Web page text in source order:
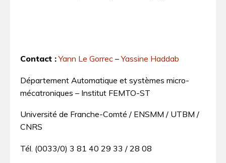
Contact : Yann Le Gorrec –Yassine Haddab
Département Automatique et systèmes micro-
mécatroniques – Institut FEMTO-ST
Université de Franche-Comté / ENSMM / UTBM /
CNRS
Tél. (0033/0) 3 81 40 29 33 / 28 08